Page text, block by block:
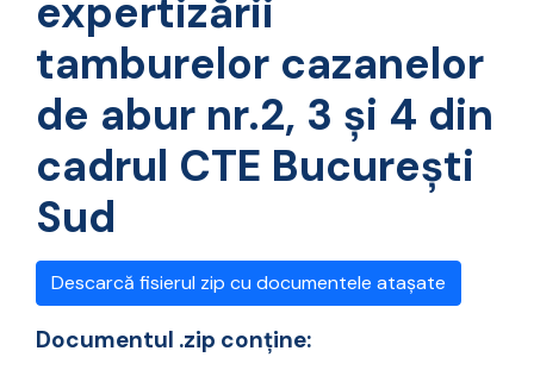
expertizării
tamburelor cazanelor
de abur nr.2, 3 și 4 din
cadrul CTE București
Sud
Descarcă fisierul zip cu documentele atașate
Documentul .zip conține: